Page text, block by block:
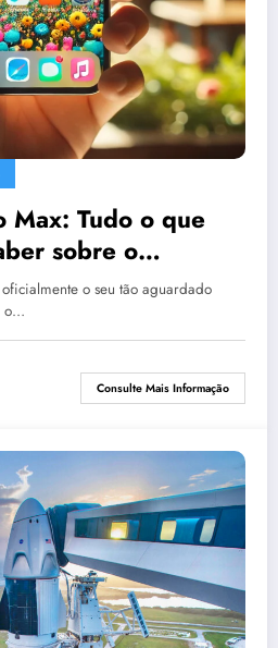
Max: Tudo o que
sobre o
Apple em 2024
o seu tão aguardado
o…
Consulte Mais Informação